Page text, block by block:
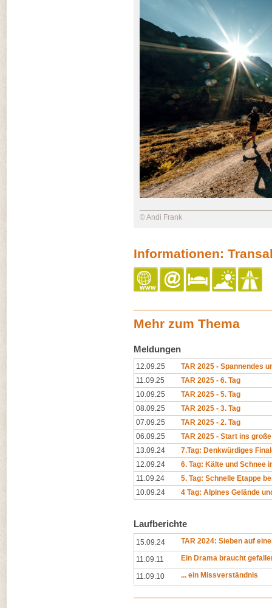
© Andi Frank
Informationen:
Mehr zum Thema
Meldungen
12.09.25
TAR 2025 - Spannendes
11.09.25
TAR 2025 - 6. Tag
10.09.25
TAR 2025 - 5. Tag
08.09.25
TAR 2025 - 3. Tag
07.09.25
TAR 2025 - 2. Tag
06.09.25
TAR 2025 - Start ins
13.09.24
7.Tag: Denkwürdiges
12.09.24
6. Tag: Kälte und Schnee
11.09.24
5. Tag: Schnelle Etappe
10.09.24
4 Tag: Alpines Gelände
Laufberichte
15.09.24 TAR 2024: Sieben auf
11.09.11 Ein Drama braucht
11.09.10 ... ein Missverständnis